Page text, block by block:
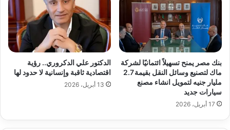
بنك مصر يمنح تسهيلاً ائتمانيًا لشركة
ماك لتصنيع وسائل النقل بقيمة 2.7
مليار جنيه لتمويل انشاء مصنع
سيارات جديد
17 أبريل، 2026
الدكتور علي الدكروري.. رؤية
اقتصادية ثاقبة وإنسانية لا حدود لها
13 أبريل، 2026